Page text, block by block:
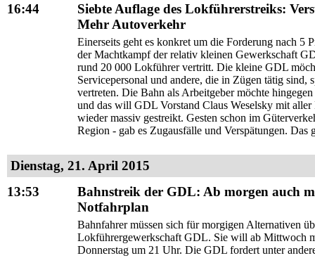
16:44
Siebte Auflage des Lokführerstreiks:
Mehr Autoverkehr
Einerseits geht es konkret um die Forderung nach 5
der Machtkampf der relativ kleinen Gewerkschaft
rund 20 000 Lokführer vertritt. Die kleine GDL
Servicepersonal und andere, die in Zügen tätig
vertreten. Die Bahn als Arbeitgeber möchte
und das will GDL Vorstand Claus Weselsky mit
wieder massiv gestreikt. Gesten schon im
Region - gab es Zugausfälle und Verspätungen. Das
Dienstag, 21. April 2015
13:53
Bahnstreik der GDL: Ab morgen auch
Notfahrplan
Bahnfahrer müssen sich für morgigen Alternativen
Lokführergewerkschaft GDL. Sie will ab Mittwoch
Donnerstag um 21 Uhr. Die GDL fordert unter